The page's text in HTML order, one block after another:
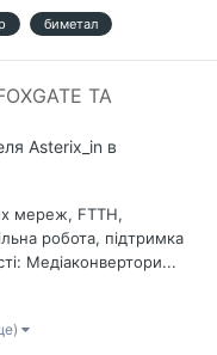
биметал
ТА
Asterix_in в
мереж, FTTH,
робота, підтримка
Медіаконвертори...